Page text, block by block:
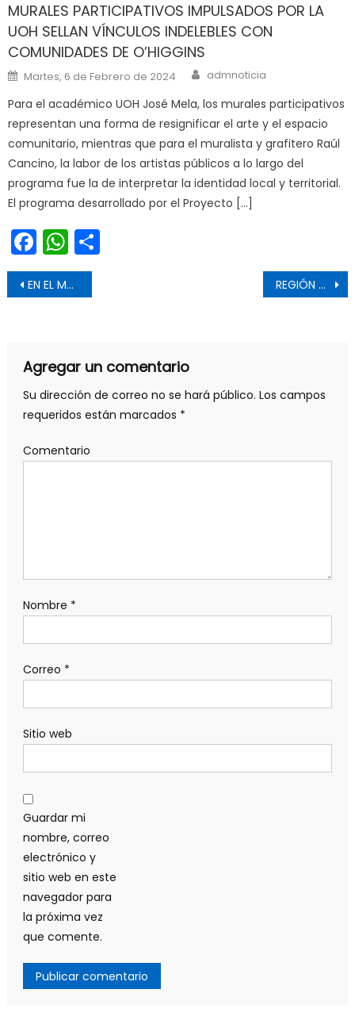
MURALES PARTICIPATIVOS IMPULSADOS POR LA
UOH SELLAN VÍNCULOS INDELEBLES CON
COMUNIDADES DE O’HIGGINS
Posted on
Martes, 6 de Febrero de 2024 Author
admnoticia
Para el académico UOH José Mela, los murales participativos
representan una forma de resignificar el arte y el espacio
comunitario, mientras que para el muralista y grafitero Raúl
Cancino, la labor de los artistas públicos a lo largo del
programa fue la de interpretar la identidad local y territorial.
El programa desarrollado por el Proyecto […]
Facebook
WhatsApp
Navegación de entradas
EN EL MARCO DEL ANIVERSARIO DE CARABINEROS GOBERNADORA REGIONAL PARTICIPÓ EN IZAMIENTO DE BANDERA REGIÓN DEL MAULE, DELEGADO AQUEVEQUE REALIZA PRIMER GABINETE REGIONAL CON NUEVOS SEREMIS
Agregar un comentario
Su dirección de correo no se hará público. Los campos
requeridos están marcados *
Comentario
Nombre *
Correo *
Sitio web
Guardar mi
nombre, correo
electrónico y
sitio web en este
navegador para
la próxima vez
que comente.